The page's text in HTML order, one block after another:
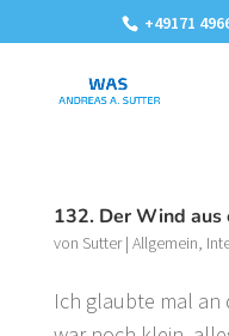
+49171
132. Der Wind aus
von Sutter| Allgemein,
Ich glaubte mal an